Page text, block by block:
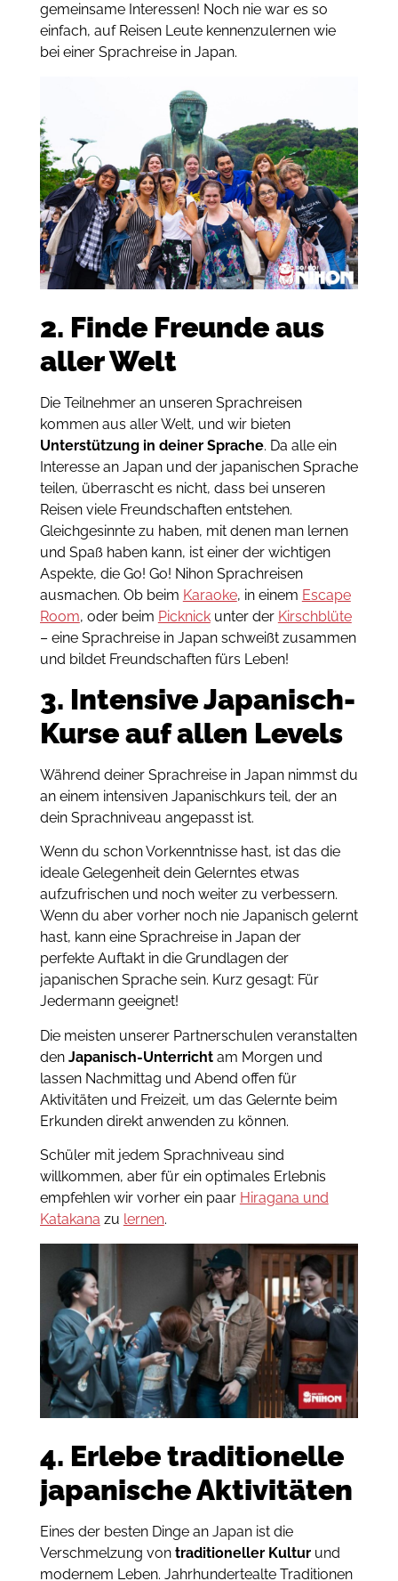
gemeinsame Interessen! Noch nie war es so
einfach, auf Reisen Leute kennenzulernen wie
bei einer Sprachreise in Japan.
2. Finde Freunde aus
aller Welt
Die Teilnehmer an unseren Sprachreisen
kommen aus aller Welt, und wir bieten
Unterstützung in deiner Sprache. Da alle ein
Interesse an Japan und der japanischen Sprache
teilen, überrascht es nicht, dass bei unseren
Reisen viele Freundschaften entstehen.
Gleichgesinnte zu haben, mit denen man lernen
und Spaß haben kann, ist einer der wichtigen
Aspekte, die Go! Go! Nihon Sprachreisen
ausmachen. Ob beim Karaoke, in einem Escape
Room, oder beim Picknickunter der Kirschblüte
– eine Sprachreise in Japan schweißt zusammen
und bildet Freundschaften fürs Leben!
3. Intensive Japanisch-
Kurse auf allen Levels
Während deiner Sprachreise in Japan nimmst du
an einem intensiven Japanischkurs teil, der an
dein Sprachniveau angepasst ist.
Wenn du schon Vorkenntnisse hast, ist das die
ideale Gelegenheit dein Gelerntes etwas
aufzufrischen und noch weiter zu verbessern.
Wenn du aber vorher noch nie Japanisch gelernt
hast, kann eine Sprachreise in Japan der
perfekte Auftakt in die Grundlagen der
japanischen Sprache sein. Kurz gesagt: Für
Jedermann geeignet!
Die meisten unserer Partnerschulen veranstalten
den Japanisch-Unterrichtam Morgen und
lassen Nachmittag und Abend offen für
Aktivitäten und Freizeit, um das Gelernte beim
Erkunden direkt anwenden zu können.
Schüler mit jedem Sprachniveau sind
willkommen, aber für ein optimales Erlebnis
empfehlen wir vorher ein paar Hiragana und
Katakana zu lernen.
4. Erlebe traditionelle
japanische Aktivitäten
Eines der besten Dinge an Japan ist die
Verschmelzung von traditioneller Kulturund
modernem Leben. Jahrhundertealte Traditionen